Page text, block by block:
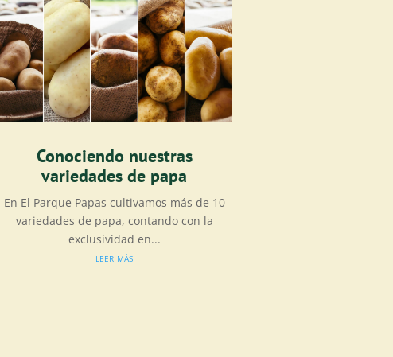
Conociendo nuestras
variedades de papa
En El Parque Papas cultivamos más de 10
variedades de papa, contando con la
exclusividad en...
leer más